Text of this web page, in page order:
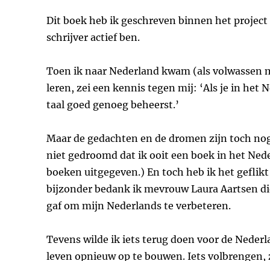
Dit boek heb ik geschreven binnen het
schrijver actief ben.
Toen ik naar Nederland kwam (als
leren, zei een kennis tegen mij: ‘Als je in het
taal goed genoeg beheerst.’
Maar de gedachten en de dromen zijn toch
niet gedroomd dat ik ooit een boek in het
boeken uitgegeven.) En toch heb ik het
bijzonder bedank ik mevrouw Laura Aartsen
gaf om mijn Nederlands te verbeteren.
Tevens wilde ik iets terug doen voor de
leven opnieuw op te bouwen. Iets